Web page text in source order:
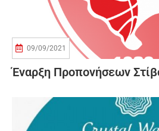
09/09/2021
Έναρξη Προπονήσεων